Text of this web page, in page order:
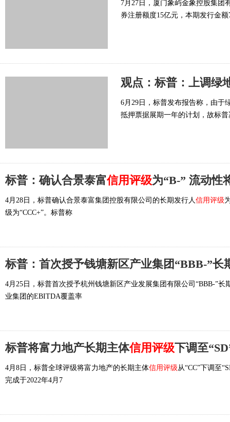
7月27日，厦门象屿金象控股集团
券注册额度15亿元，本期发行金
观点：标普：上调绿
6月29日，标普发布报告称，由于
抵押票据展期一年的计划，故标
标普：确认合景泰富信用评级为“B-” 流动性
4月28日，标普确认合景泰富集团控股有限公司的长期发行人信用评级
级为“CCC+”。标普称
标普：首次授予钱塘新区产业集团“BBB-”长
4月25日，标普首次授予杭州钱塘新区产业发展集团有限公司“BBB-”长
业集团的EBITDA覆盖率
标普将富力地产长期主体信用评级下调至
4月8日，标普全球评级将富力地产的长期主体信用评级从“CC”下调至
完成于2022年4月7